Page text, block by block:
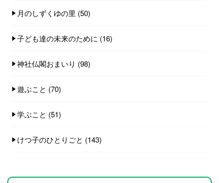
月のしずくゆの里 (50)
子ども達の未来のために (16)
神社仏閣おまいり (98)
遊ぶこと (70)
学ぶこと (51)
けつ子のひとりごと (143)